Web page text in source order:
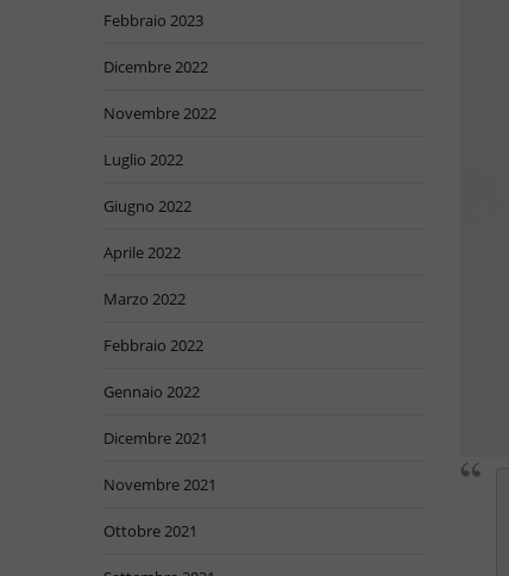
Febbraio 2023
Dicembre 2022
Novembre 2022
Luglio 2022
Giugno 2022
Aprile 2022
Marzo 2022
Febbraio 2022
Gennaio 2022
Dicembre 2021
Novembre 2021
Ottobre 2021